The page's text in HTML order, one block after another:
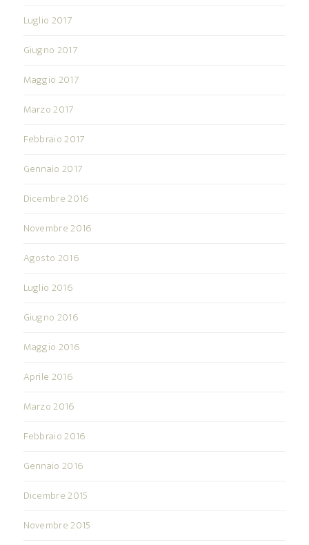
Luglio 2017
Giugno 2017
Maggio 2017
Marzo 2017
Febbraio 2017
Gennaio 2017
Dicembre 2016
Novembre 2016
Agosto 2016
Luglio 2016
Giugno 2016
Maggio 2016
Aprile 2016
Marzo 2016
Febbraio 2016
Gennaio 2016
Dicembre 2015
Novembre 2015